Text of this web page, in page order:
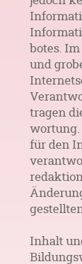
botes.
und
tragen
für den
Inhalt